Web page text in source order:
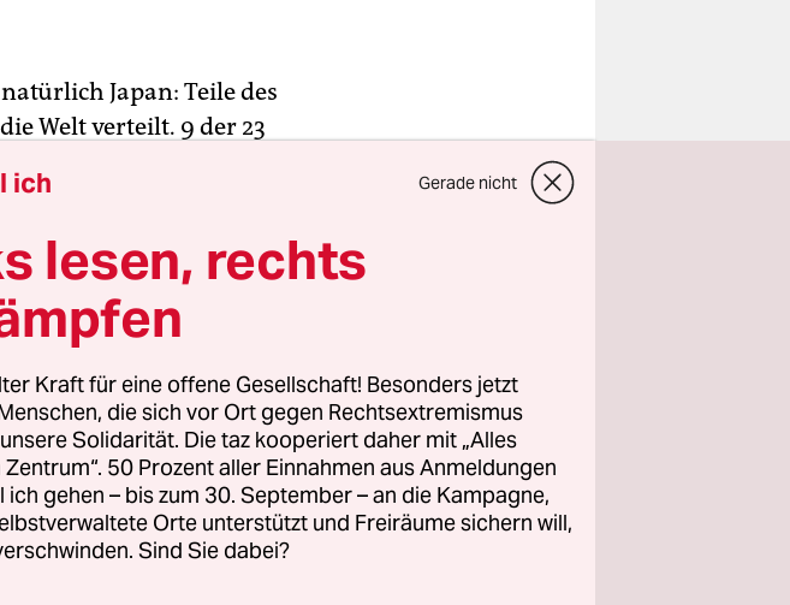
Japan: Teile des
Welt verteilt. 9 der 23
(14) oder Australien
allerdings ist das
das perfekte Verständnis
Vereinsteam, welches fast
und spielt – anders als ein
Jahr ­zu­sammenkommt. Das
auf dem Platz entstanden ist.
ich Gerade nicht
lesen, rechts
Kraft für eine offene Gesellschaft! Besonders jetzt
die sich vor Ort gegen Rechtsextremismus
Solidarität. Die taz kooperiert daher mit „Alles
50 Prozent aller Einnahmen aus Anmeldungen
ich gehen – bis zum 30. September – an die Kampagne,
Orte unterstützt und Freiräume sichern will,
Sind Sie dabei?